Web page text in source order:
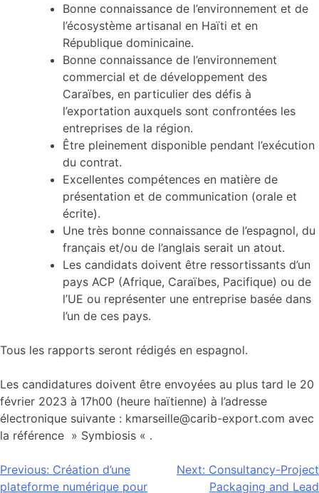
Bonne connaissance de l’environnement et de
l’écosystème artisanal en Haïti et en
République dominicaine.
Bonne connaissance de l’environnement
commercial et de développement des
Caraïbes, en particulier des défis à
l’exportation auxquels sont confrontées les
entreprises de la région.
Être pleinement disponible pendant l’exécution
du contrat.
Excellentes compétences en matière de
présentation et de communication (orale et
écrite).
Une très bonne connaissance de l’espagnol, du
français et/ou de l’anglais serait un atout.
Les candidats doivent être ressortissants d’un
pays ACP (Afrique, Caraïbes, Pacifique) ou de
l’UE ou représenter une entreprise basée dans
l’un de ces pays.
Tous les rapports seront rédigés en espagnol.
Les candidatures doivent être envoyées au plus tard le 20
février 2023 à 17h00 (heure haïtienne) à l’adresse
électronique suivante : kmarseille@carib-export.com avec
la référence » Symbiosis « .
Navigation
Previous: Création d’une
plateforme numérique pour
Next: Consultancy-Project
Packaging and Lead